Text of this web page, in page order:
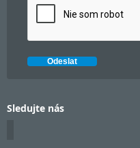
Sledujte nás